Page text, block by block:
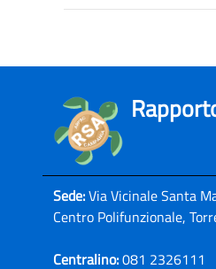
Sede:Via Vicinale Santa
Centro Polifunzionale,
Centralino:081 2326111